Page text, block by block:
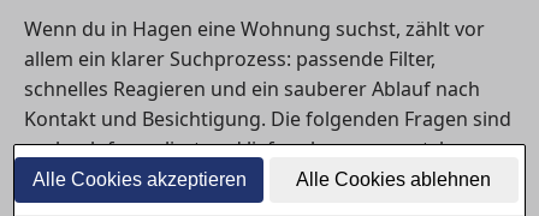
Alle Cookies akzeptieren Alle Cookies ablehnen
Wenn du in Hagen eine Wohnung suchst, zählt vor
allem ein klarer Suchprozess: passende Filter,
schnelles Reagieren und ein sauberer Ablauf nach
Kontakt und Besichtigung. Die folgenden Fragen sind
suchnah formuliert und liefern kurze, umsetzbare
Antworten.